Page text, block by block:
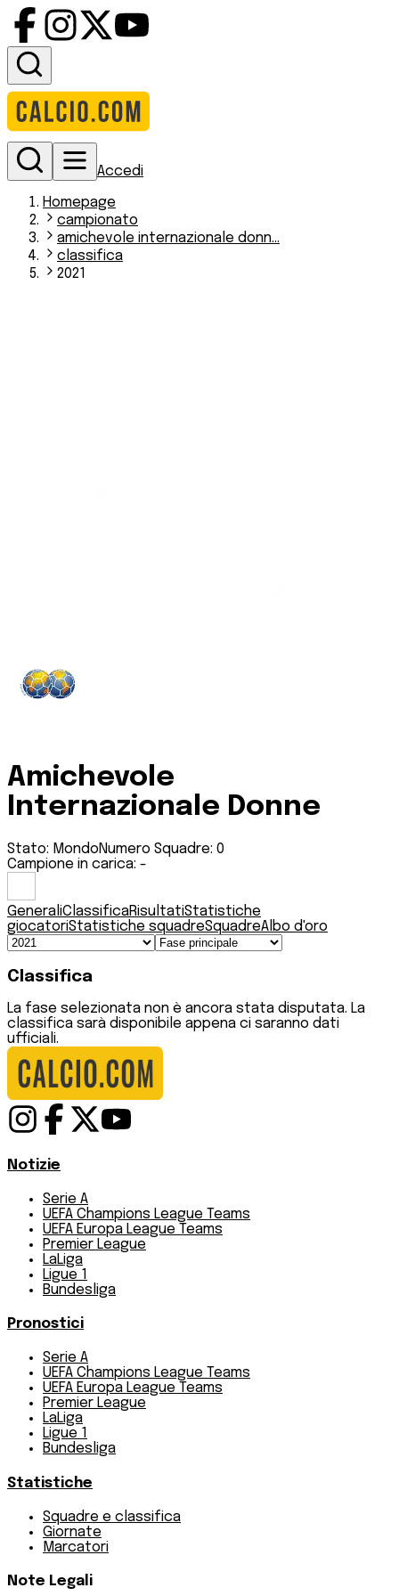
Accedi
Homepage
campionato
amichevole internazionale donn...
classifica
2021
Amichevole
Internazionale Donne
Stato: MondoNumero Squadre: 0
Campione in carica: -
GeneraliClassificaRisultatiStatistiche
giocatoriStatistiche squadreSquadreAlbo d'oro
Classifica
La fase selezionata non è ancora stata disputata. La
classifica sarà disponibile appena ci saranno dati
ufficiali.
Notizie
Serie A
UEFA Champions League Teams
UEFA Europa League Teams
Premier League
LaLiga
Ligue 1
Bundesliga
Pronostici
Serie A
UEFA Champions League Teams
UEFA Europa League Teams
Premier League
LaLiga
Ligue 1
Bundesliga
Statistiche
Squadre e classifica
Giornate
Marcatori
Note Legali